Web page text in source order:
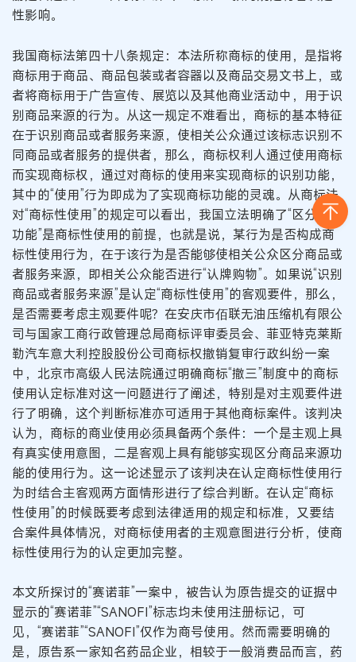
性影响。
我国商标法第四十八条规定：本法所称商标的使用，是指将
商标用于商品、商品包装或者容器以及商品交易文书上，或
者将商标用于广告宣传、展览以及其他商业活动中，用于识
别商品来源的行为。从这一规定不难看出，商标的基本特征
在于识别商品或者服务来源，使相关公众通过该标志识别不
同商品或者服务的提供者，那么，商标权利人通过使用商标
而实现商标权，通过对商标的使用来实现商标的识别功能，
其中的“使用”行为即成为了实现商标功能的灵魂。从商标法
对“商标性使用”的规定可以看出，我国立法明确了“区分识别
功能”是商标性使用的前提，也就是说，某行为是否构成商
标性使用行为，在于该行为是否能够使相关公众区分商品或
者服务来源，即相关公众能否进行“认牌购物”。如果说“识别
商品或者服务来源”是认定“商标性使用”的客观要件，那么，
是否需要考虑主观要件呢？在安庆市佰联无油压缩机有限公
司与国家工商行政管理总局商标评审委员会、菲亚特克莱斯
勒汽车意大利控股股份公司商标权撤销复审行政纠纷一案
中，北京市高级人民法院通过明确商标“撤三”制度中的商标
使用认定标准对这一问题进行了阐述，特别是对主观要件进
行了明确，这个判断标准亦可适用于其他商标案件。该判决
认为，商标的商业使用必须具备两个条件：一个是主观上具
有真实使用意图，二是客观上具有能够实现区分商品来源功
能的使用行为。这一论述显示了该判决在认定商标性使用行
为时结合主客观两方面情形进行了综合判断。在认定“商标
性使用”的时候既要考虑到法律适用的规定和标准，又要结
合案件具体情况，对商标使用者的主观意图进行分析，使商
标性使用行为的认定更加完整。
本文所探讨的“赛诺菲”一案中，被告认为原告提交的证据中
显示的“赛诺菲”“SANOFI”标志均未使用注册标记，可
见，“赛诺菲”“SANOFI”仅作为商号使用。然而需要明确的
是，原告系一家知名药品企业，相较于一般消费品而言，药